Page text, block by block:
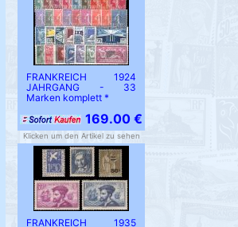
FRANKREICH 1924
JAHRGANG - 33
Marken komplett *
169.00 €
Klicken um den Artikel zu sehen
FRANKREICH 1935